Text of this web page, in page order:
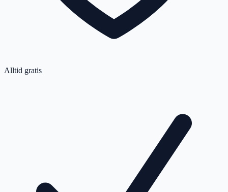
Alltid gratis